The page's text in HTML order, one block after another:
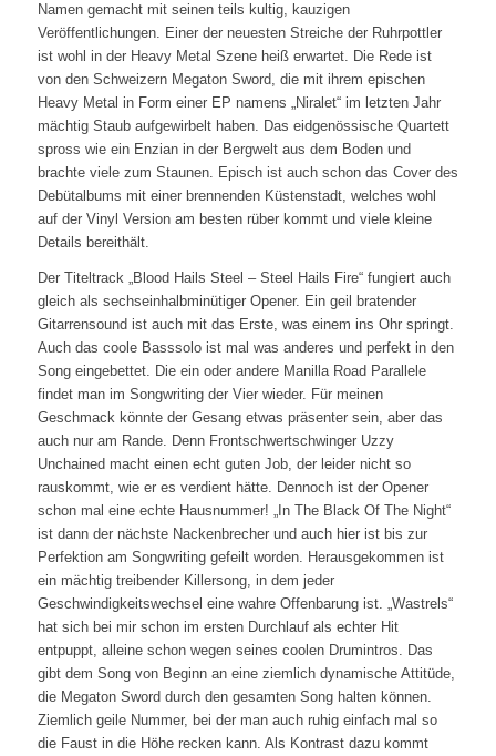
Namen gemacht mit seinen teils kultig, kauzigen
Veröffentlichungen. Einer der neuesten Streiche der Ruhrpottler
ist wohl in der Heavy Metal Szene heiß erwartet. Die Rede ist
von den Schweizern Megaton Sword, die mit ihrem epischen
Heavy Metal in Form einer EP namens „Niralet“ im letzten Jahr
mächtig Staub aufgewirbelt haben. Das eidgenössische Quartett
spross wie ein Enzian in der Bergwelt aus dem Boden und
brachte viele zum Staunen. Episch ist auch schon das Cover des
Debütalbums mit einer brennenden Küstenstadt, welches wohl
auf der Vinyl Version am besten rüber kommt und viele kleine
Details bereithält.
Der Titeltrack „Blood Hails Steel – Steel Hails Fire“ fungiert auch
gleich als sechseinhalbminütiger Opener. Ein geil bratender
Gitarrensound ist auch mit das Erste, was einem ins Ohr springt.
Auch das coole Basssolo ist mal was anderes und perfekt in den
Song eingebettet. Die ein oder andere Manilla Road Parallele
findet man im Songwriting der Vier wieder. Für meinen
Geschmack könnte der Gesang etwas präsenter sein, aber das
auch nur am Rande. Denn Frontschwertschwinger Uzzy
Unchained macht einen echt guten Job, der leider nicht so
rauskommt, wie er es verdient hätte. Dennoch ist der Opener
schon mal eine echte Hausnummer! „In The Black Of The Night“
ist dann der nächste Nackenbrecher und auch hier ist bis zur
Perfektion am Songwriting gefeilt worden. Herausgekommen ist
ein mächtig treibender Killersong, in dem jeder
Geschwindigkeitswechsel eine wahre Offenbarung ist. „Wastrels“
hat sich bei mir schon im ersten Durchlauf als echter Hit
entpuppt, alleine schon wegen seines coolen Drumintros. Das
gibt dem Song von Beginn an eine ziemlich dynamische Attitüde,
die Megaton Sword durch den gesamten Song halten können.
Ziemlich geile Nummer, bei der man auch ruhig einfach mal so
die Faust in die Höhe recken kann. Als Kontrast dazu kommt